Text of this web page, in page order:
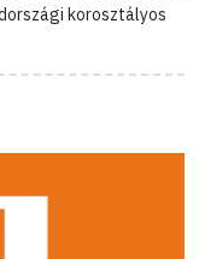
korosztályos